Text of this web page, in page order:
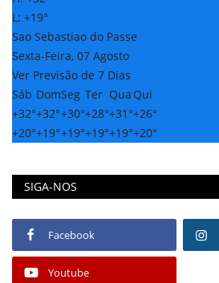
L: +19°
Sao Sebastiao do Passe
Sexta-Feira, 07 Agosto
Ver Previsão de 7 Dias
Sáb DomSeg Ter Qua Qui
+32°+32°+30°+28°+31°+26°
+20°+19°+19°+19°+19°+20°
SIGA-NOS
Facebook
Youtube